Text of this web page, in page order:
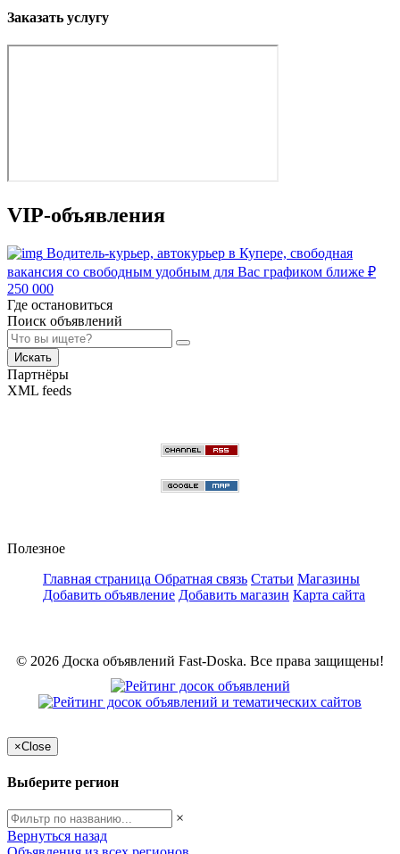
Заказать услугу
VIP-объявления
Водитель-курьер, автокурьер в Купере, свободная
вакансия со свободным удобным для Вас графиком ближе ₽
250 000
Где остановиться
Поиск объявлений
Искать
Партнёры
XML feeds
Полезное
Главная страница Обратная связь Статьи Магазины
Добавить объявление Добавить магазин Карта сайта
© 2026 Доска объявлений Fast-Doska. Все права защищены!
×Close
Выберите регион
×
Вернуться назад